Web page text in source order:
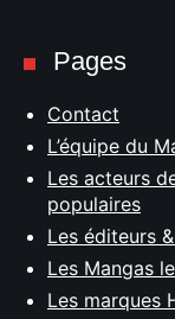
Pages
Contact
L’équipe du
Les acteurs
populaires
Les éditeurs
Les Mangas
Les marques